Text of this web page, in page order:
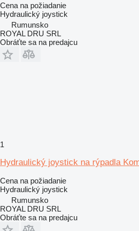
Cena na požiadanie
Hydraulický joystick
Rumunsko
ROYAL DRU SRL
Obráťte sa na predajcu
1
Hydraulický joystick na rýpadla
Cena na požiadanie
Hydraulický joystick
Rumunsko
ROYAL DRU SRL
Obráťte sa na predajcu